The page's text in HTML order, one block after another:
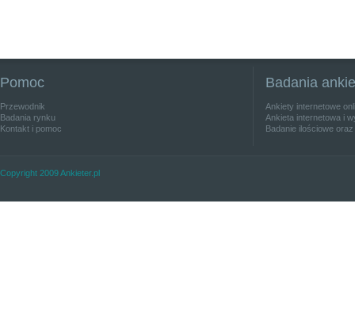
Pomoc
Przewodnik
Badania rynku
Kontakt i pomoc
Badania
Ankiety internetowe
Ankieta internetowa i
Badanie ilościowe
Copyright 2009 Ankieter.pl